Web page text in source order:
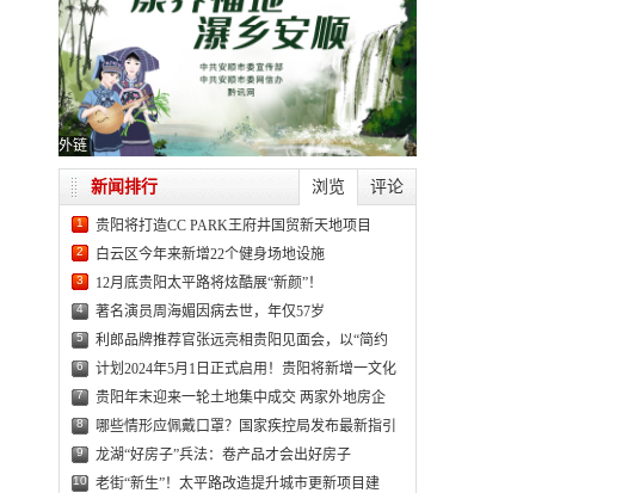
外链
浏览 评论
新闻排行
1 贵阳将打造CC PARK王府井国贸新天地项目
2 白云区今年来新增22个健身场地设施
3 12月底贵阳太平路将炫酷展“新颜”！
4 著名演员周海媚因病去世，年仅57岁
5 利郎品牌推荐官张远亮相贵阳见面会，以“简约
6 计划2024年5月1日正式启用！贵阳将新增一文化
7 贵阳年末迎来一轮土地集中成交 两家外地房企
8 哪些情形应佩戴口罩？国家疾控局发布最新指引
9 龙湖“好房子”兵法：卷产品才会出好房子
10 老街“新生”！太平路改造提升城市更新项目建